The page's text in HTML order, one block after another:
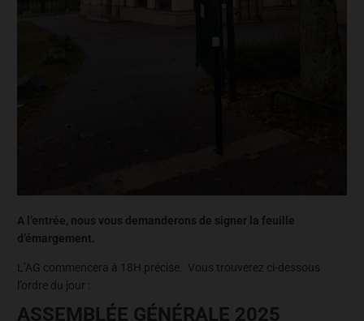
A l’entrée, nous vous demanderons de signer la feuille
d’émargement.
L’AG commencera à 18H précise. Vous trouverez ci-dessous
l’ordre du jour :
ASSEMBLÉE GÉNÉRALE 2025